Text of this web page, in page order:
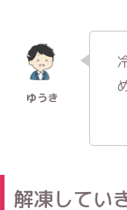
解凍してい